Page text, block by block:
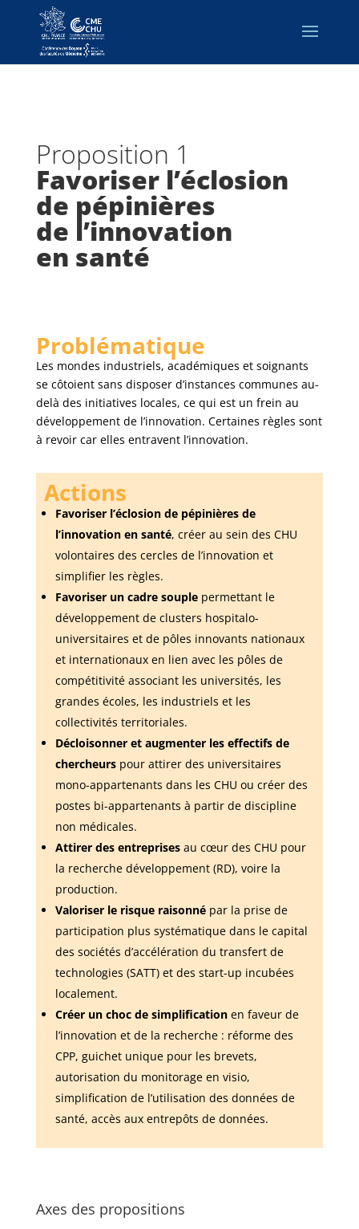
Proposition 1
Favoriser l’éclosion
de pépinières
de l’innovation
en santé
Problématique
Les mondes industriels, académiques et soignants
se côtoient sans disposer d’instances communes au-
delà des initiatives locales, ce qui est un frein au
développement de l’innovation. Certaines règles sont
à revoir car elles entravent l’innovation.
Actions
Favoriser l’éclosion de pépinières de
l’innovation en santé, créer au sein des CHU
volontaires des cercles de l’innovation et
simplifier les règles.
Favoriser un cadre souplepermettant le
développement de clusters hospitalo-
universitaires et de pôles innovants nationaux
et internationaux en lien avec les pôles de
compétitivité associant les universités, les
grandes écoles, les industriels et les
collectivités territoriales.
Décloisonner et augmenter les effectifs de
chercheurspour attirer des universitaires
mono-appartenants dans les CHU ou créer des
postes bi-appartenants à partir de discipline
non médicales.
Attirer des entreprises au cœur des CHU pour
la recherche développement (RD), voire la
production.
Valoriser le risque raisonnépar la prise de
participation plus systématique dans le capital
des sociétés d’accélération du transfert de
technologies (SATT) et des start-up incubées
localement.
Créer un choc de simplificationen faveur de
l’innovation et de la recherche : réforme des
CPP, guichet unique pour les brevets,
autorisation du monitorage en visio,
simplification de l’utilisation des données de
santé, accès aux entrepôts de données.
Axes des propositions